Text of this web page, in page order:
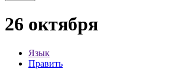
26 октября
Язык
Править